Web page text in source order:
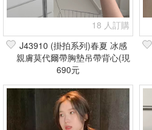
18 人訂購
J43910 (掛拍系列)春夏 冰感
親膚莫代爾帶胸墊吊帶背心(現
貨+預購)
690元